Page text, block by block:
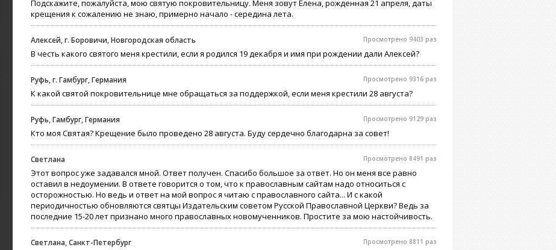
Подскажите, пожалуйста, мою святую покровительницу. Меня зовут Елена, рожденная 21 апреля, даты
крещения к сожалению не знаю, примерно начало - середина лета.
Алексей, г. Боровичи, Новгородская область Просмотрено 9403 раз
В честь какого святого меня крестили, если я родился 19 декабря и имя при рождении дали Алексей?
Руфь, г. Гамбург, Германия Просмотрено 9316 раз
К какой святой покровительнице мне обращаться за поддержкой, если меня крестили 28 августа?
Руфь, Гамбург, Германия Просмотрено 9129 раз
Кто моя Святая? Крещение было проведено 28 августа. Буду сердечно благодарна за совет!
Светлана Просмотрено 8491 раз
Этот вопрос уже задавался мной. Ответ получен. Спасибо большое за ответ. Но он меня все равно
оставил в недоумении. В ответе говорится о том, что к православным сайтам надо относиться с
осторожностью. Но ведь и ответ на мой вопрос я читаю с православного сайта... И с какой
периодичностью обновляются святцы Издательским советом Русской Православной Церкви? Ведь за
последние 15-20 лет признано много православных новомученников. Простите за мою настойчивость.
Светлана, Санкт-Петербург Просмотрено 8811 раз